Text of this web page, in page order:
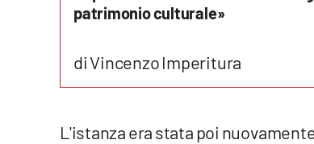
Lacapitalenews.it
patrimonio culturale»
di Vincenzo Imperitura
L'istanza era stata poi